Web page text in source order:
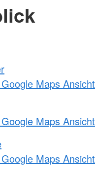
Maps Ansicht
Maps Ansicht
Maps Ansicht